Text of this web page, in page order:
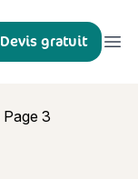
Devis gratuit
Page 3